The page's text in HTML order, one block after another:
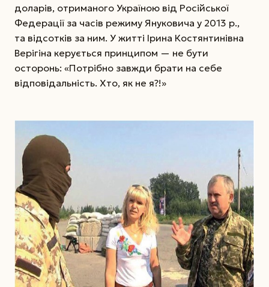
доларів, отриманого Україною від Російської
Федерації за часів режиму Януковича у 2013 р.,
та відсотків за ним. У житті Ірина Костянтинівна
Верігіна керується принципом — не бути
осторонь: «Потрібно завжди брати на себе
відповідальність. Хто, як не я?!»